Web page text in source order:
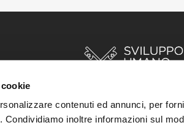
contenuti ed annunci, per
Condividiamo inoltre informazioni sul
INIZIO STORIE